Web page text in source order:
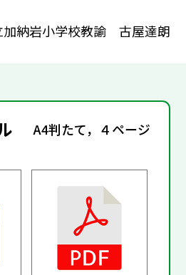
加納岩小学校教諭 古屋達朗
A4判たて，４ページ